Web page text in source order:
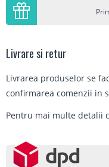
Livrare si retur
Livrarea produselor se
confirmarea comenzii in
Pentru mai multe detalii